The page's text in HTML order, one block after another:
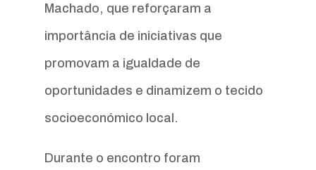
Machado, que reforçaram a
importância de iniciativas que
promovam a igualdade de
oportunidades e dinamizem o tecido
socioeconómico local.
Durante o encontro foram